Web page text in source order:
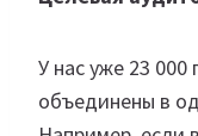
У нас уже 23 000
объединены в